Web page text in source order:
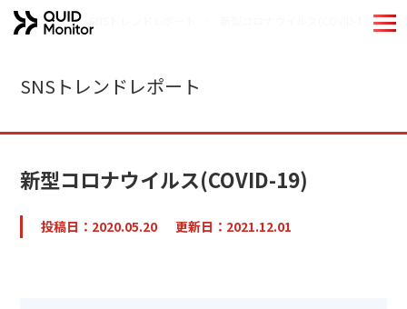
ホーム
SNSトレンドレポート
新型コロナウイルス(COVID-19)
投稿日：2020.05.20 更新日：2021.12.01